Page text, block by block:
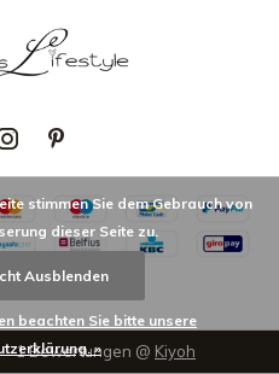
-1Bewertungen @ Kiyoh
stimmen Sie dem Gebrauch von
dieser Seite zu.
Ausblenden
beachten Sie bitte unsere
»